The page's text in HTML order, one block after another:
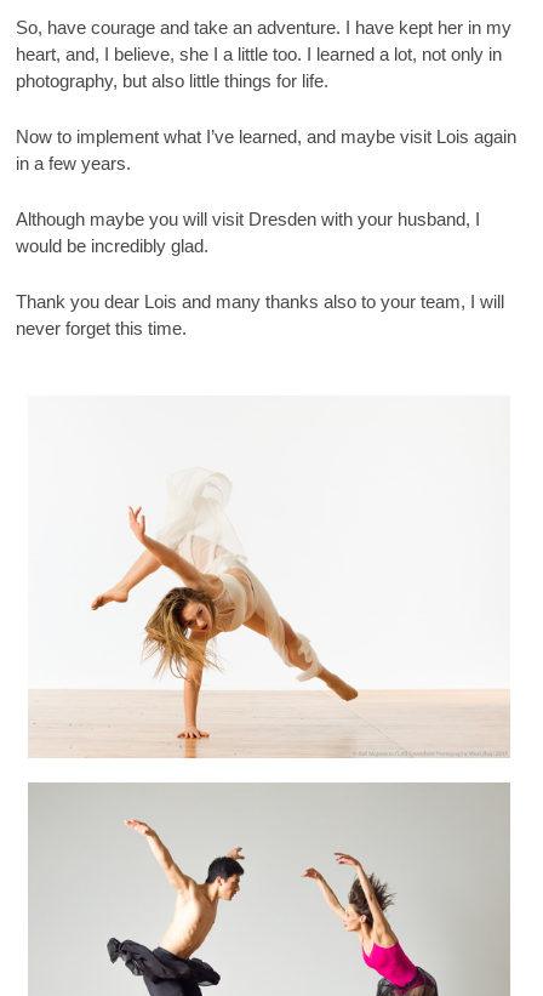
So, have courage and take an adventure. I have kept her in my
heart, and, I believe, she I a little too. I learned a lot, not only in
photography, but also little things for life.
Now to implement what I’ve learned, and maybe visit Lois again
in a few years.
Although maybe you will visit Dresden with your husband, I
would be incredibly glad.
Thank you dear Lois and many thanks also to your team, I will
never forget this time.